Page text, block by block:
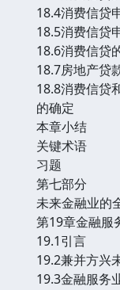
18.4消费信贷
18.5消费信贷
18.6消费信贷
18.7房地产贷
18.8消费信贷
的确定
本章小结
关键术语
习题
第七部分
未来金融业的
第19章金融服
19.1引言
19.2兼并方兴
19.3金融服务